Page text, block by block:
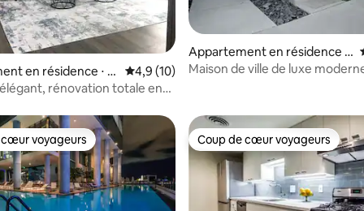
la base de 12 commentaires : 4,83 sur 5
en résidence ⋅ N
Évaluation moyenne sur la base de 10
4,9 (10)
rénovation totale en
Appartement en résidence ⋅
Oak Lawn
Maison de ville de luxe
voyageurs
voyageurs Coup de cœur voyageurs
Coup de cœur voyageurs